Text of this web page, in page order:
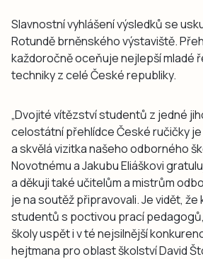
Slavnostní vyhlášení výsledků se
Rotundě brněnského výstaviště.
každoročně oceňuje nejlepší mladé
techniky z celé České republiky.
„Dvojité vítězství studentů z jedné
celostátní přehlídce České ručičky
a skvělá vizitka našeho odborného
Novotnému a Jakubu Eliáškovi
a děkuji také učitelům a mistrům
je na soutěž připravovali. Je vidět,
studentů s poctivou prací
školy uspět i v té nejsilnější
hejtmana pro oblast školství David